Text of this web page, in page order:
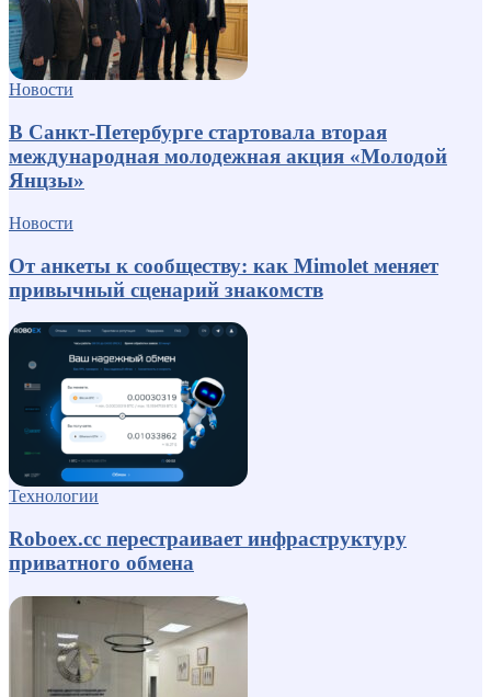
Новости
В Санкт-Петербурге стартовала вторая
международная молодежная акция «Молодой
Янцзы»
Новости
От анкеты к сообществу: как Mimolet меняет
привычный сценарий знакомств
Технологии
Roboex.cc перестраивает инфраструктуру
приватного обмена